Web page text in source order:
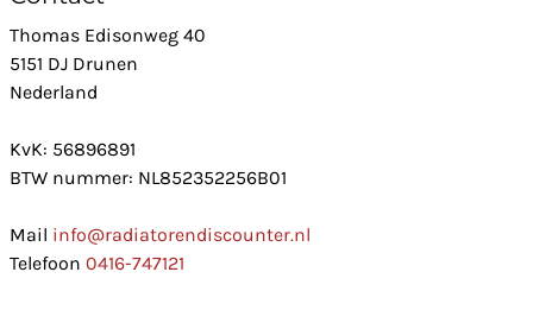
Thomas Edisonweg 40
5151 DJ Drunen
Nederland
KvK: 56896891
BTW nummer: NL852352256B01
Mail info@radiatorendiscounter.nl
Telefoon 0416-747121